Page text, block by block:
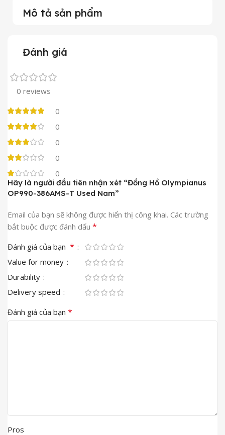
Mô tả sản phẩm
Đánh giá
0 reviews
0
0
0
0
0
Hãy là người đầu tiên nhận xét “Đồng Hồ Olympianus
OP990-386AMS-T Used Nam”
Email của bạn sẽ không được hiển thị công khai. Các trường
bắt buộc được đánh dấu *
Đánh giá của bạn *
Value for money
Durability
Delivery speed
Đánh giá của bạn *
Pros